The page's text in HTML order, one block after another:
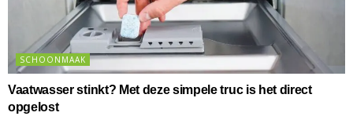
SCHOONMAAK
Vaatwasser stinkt? Met deze simpele truc is het direct
opgelost